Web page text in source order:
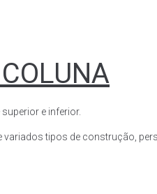
e inferior.
tipos de construção,